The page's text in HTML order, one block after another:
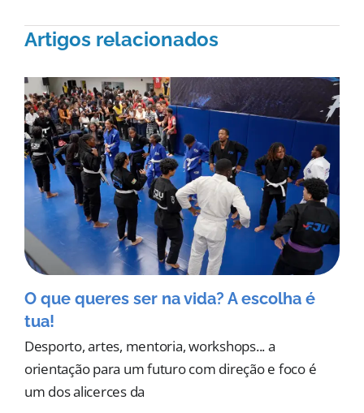
Artigos relacionados
O que queres ser na vida? A escolha é
tua!
Desporto, artes, mentoria, workshops... a
orientação para um futuro com direção e foco é
um dos alicerces da